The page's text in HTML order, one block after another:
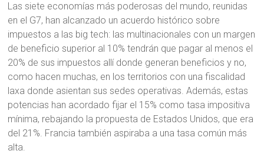
Las siete economías más poderosas del mundo, reunidas
en el G7, han alcanzado un acuerdo histórico sobre
impuestos a las big tech: las multinacionales con un margen
de beneficio superior al 10% tendrán que pagar al menos el
20% de sus impuestos allí donde generan beneficios y no,
como hacen muchas, en los territorios con una fiscalidad
laxa donde asientan sus sedes operativas. Además, estas
potencias han acordado fijar el 15% como tasa impositiva
mínima, rebajando la propuesta de Estados Unidos, que era
del 21%. Francia también aspiraba a una tasa común más
alta.